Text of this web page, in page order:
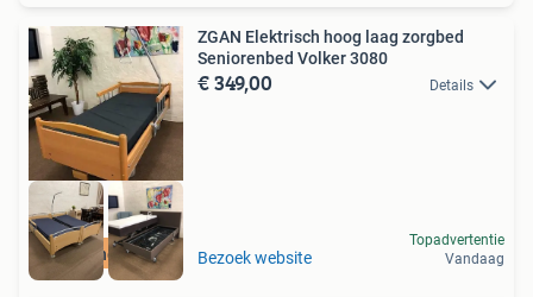
Bezorging+Garantie
ZGAN Elektrisch hoog laag zorgbed
Seniorenbed Volker 3080
€ 349,00 Details
Bezoek website
Topadvertentie
Vandaag